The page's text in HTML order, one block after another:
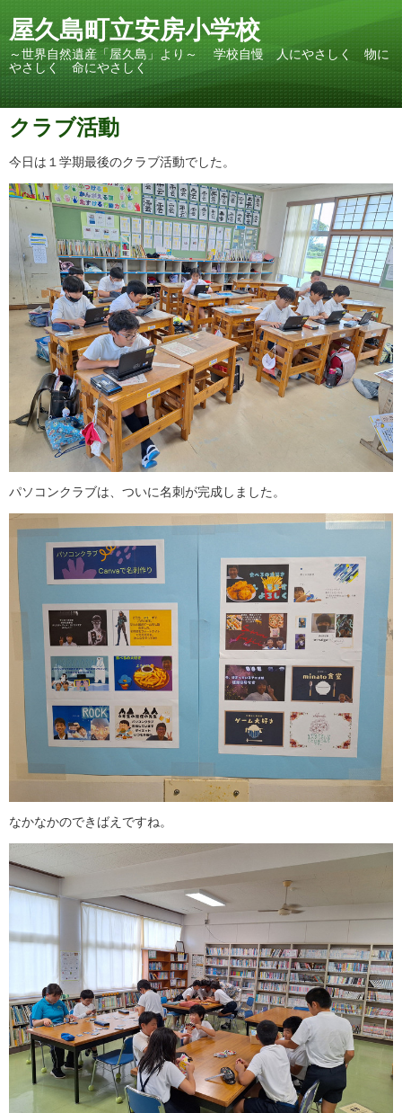
屋久島町立安房小学校
～世界自然遺産「屋久島」より～ 学校自慢 人にやさしく 物に
やさしく 命にやさしく
クラブ活動
今日は１学期最後のクラブ活動でした。
パソコンクラブは、ついに名刺が完成しました。
なかなかのできばえですね。